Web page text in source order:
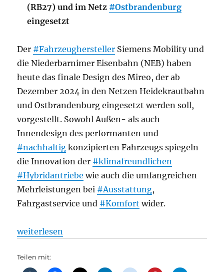
(RB27) und im Netz #Ostbrandenburg
eingesetzt
Der #Fahrzeughersteller Siemens Mobility und
die Niederbarnimer Eisenbahn (NEB) haben
heute das finale Design des Mireo, der ab
Dezember 2024 in den Netzen Heidekrautbahn
und Ostbrandenburg eingesetzt werden soll,
vorgestellt. Sowohl Außen- als auch
Innendesign des performanten und
#nachhaltig konzipierten Fahrzeugs spiegeln
die Innovation der #klimafreundlichen
#Hybridantriebe wie auch die umfangreichen
Mehrleistungen bei #Ausstattung,
Fahrgastservice und #Komfort wider.
„Bahnindustrie: Mireo Plus B und Mireo Plus H:
weiterlesen
Teilen mit: